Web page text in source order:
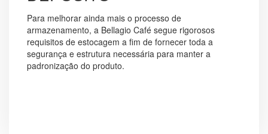
Para melhorar ainda mais o processo de
armazenamento, a Bellagio Café segue rigorosos
requisitos de estocagem a fim de fornecer toda a
segurança e estrutura necessária para manter a
padronização do produto.